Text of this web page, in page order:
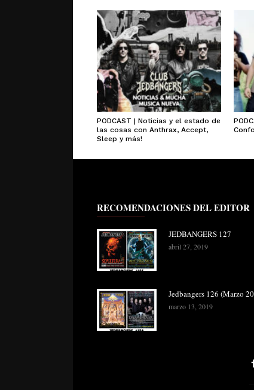
PODCAST | Noticias y el estado de
las cosas con Anthrax, Accept,
Sleep y más!
RECOMENDACIONES DEL EDITOR
JEDBANGERS 127
abril 27, 2019
Jedbangers 126 (Marzo
marzo 13, 2019